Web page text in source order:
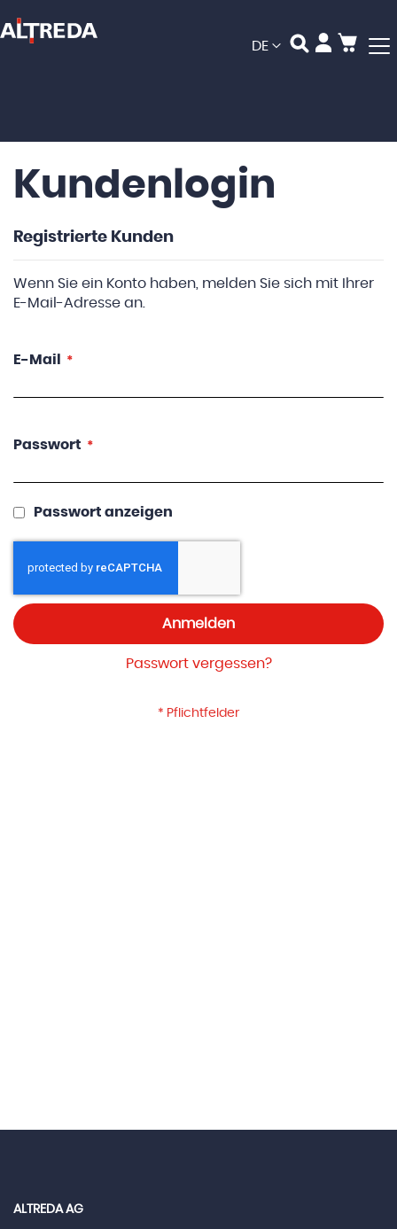
Sprache
DE Mein
Kundenlogin
Registrierte Kunden
Wenn Sie ein Konto haben, melden Sie sich mit Ihrer
E-Mail-Adresse an.
E-Mail
Passwort
Passwort anzeigen
Anmelden
Passwort vergessen?
ALTREDA AG